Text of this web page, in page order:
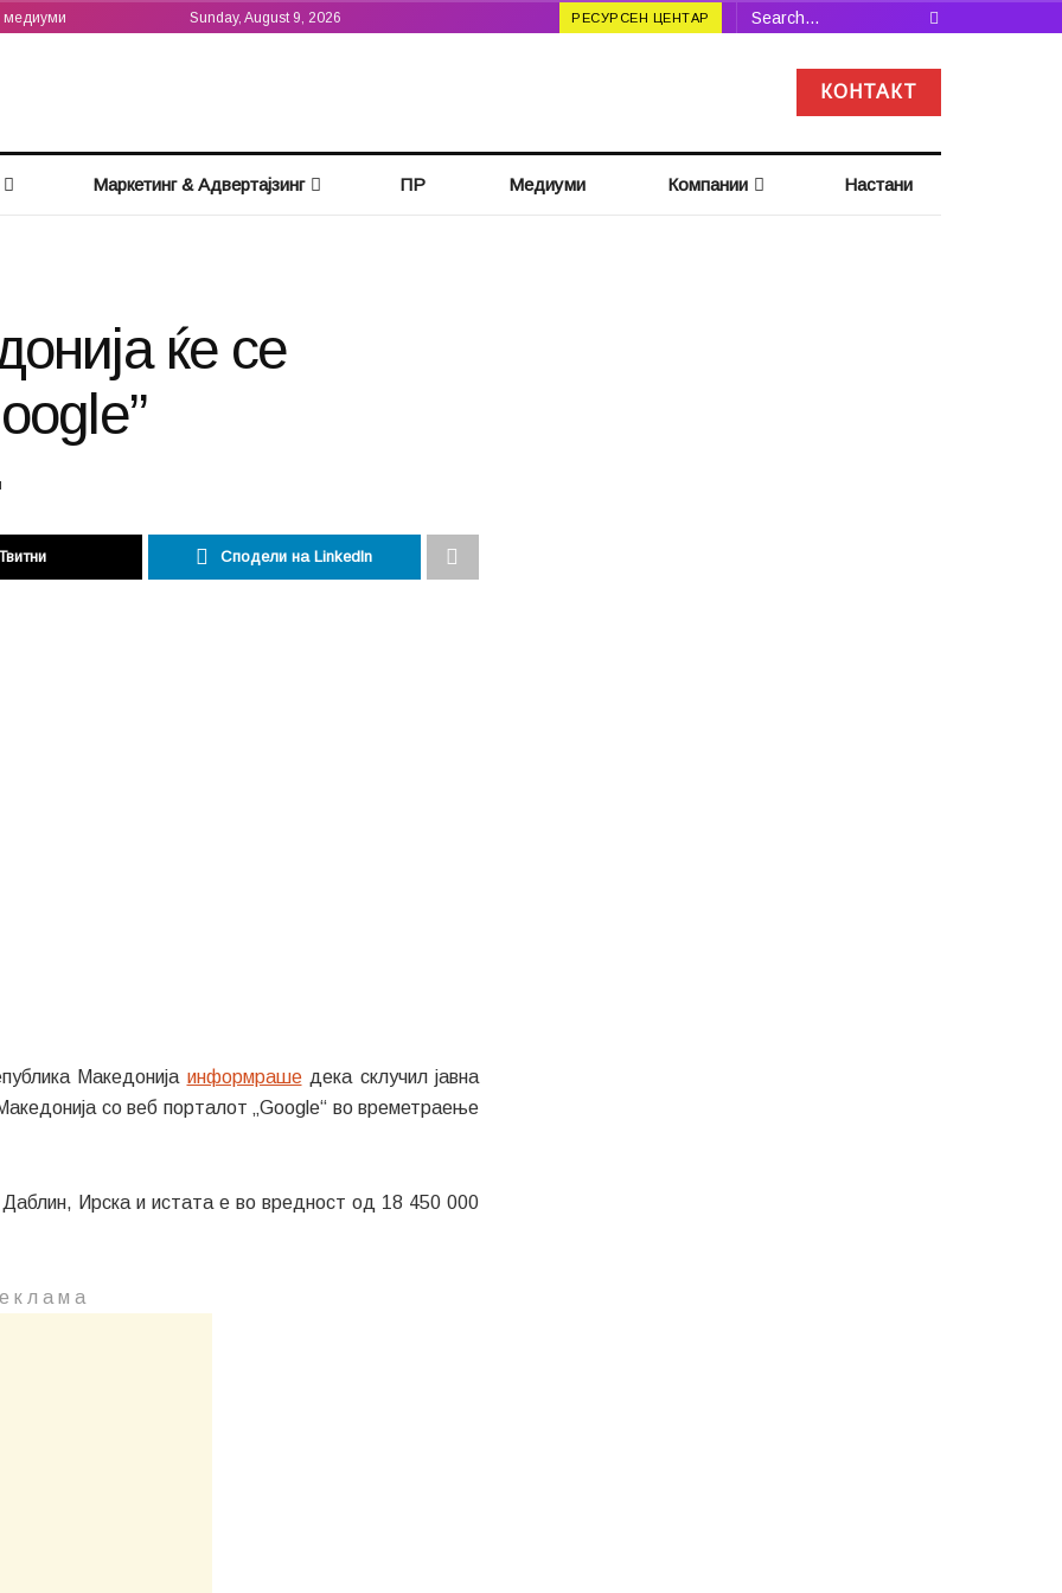
медиуми Sunday, August 9, 2026 РЕСУРСЕН ЦЕНТАР
КОНТАКТ
Маркетинг & Адвертајзинг ПР Медиуми Компании Настани
ќе се
Сподели на LinkedIn
Македонија информрашедека склучил јавна
со веб порталот „Google“ во времетраење
Ирска и истата е во вредност од 18 450 000
к л а м a